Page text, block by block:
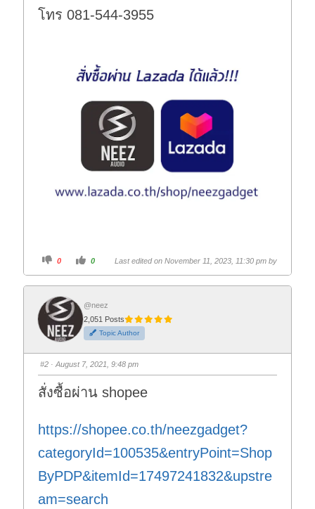
โทร 081-544-3955
C
i
k
f
o
r
t
h
u
m
d
o
w
n
.
0
C
i
k
o
r
t
h
u
m
u
p
0 Last edited on November 11, 2023, 11:30 pm by
@neez
2,051 Posts
Topic Author
#2 · August 7, 2021, 9:48 pm
สั่งซื้อผ่าน shopee
https://shopee.co.th/neezgadget?
categoryId=100535&entryPoint=Shop
ByPDP&itemId=17497241832&upstre
am=search